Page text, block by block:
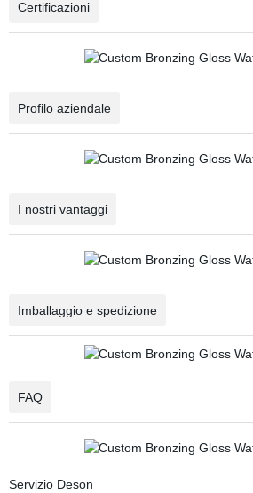
Certificazioni
Profilo aziendale
I nostri vantaggi
Imballaggio e spedizione
FAQ
Servizio Deson